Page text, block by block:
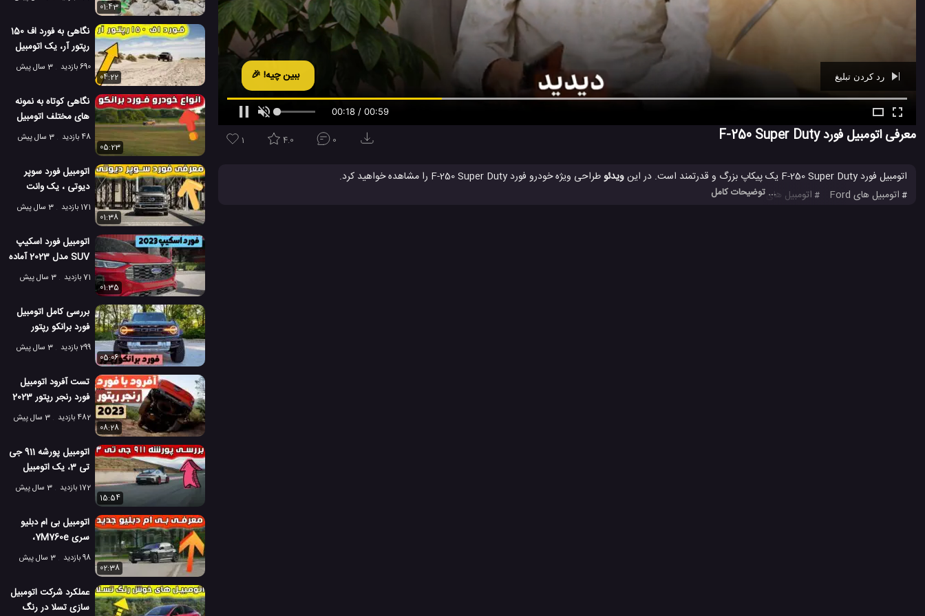
00:19 / 00:59
ببین چیه! 🎉
Ad - 00:40
معرفی اتومبیل فورد F-250 Super Duty 1 4.0 0
اتومبیل فورد F-250 Super Duty یک پیکاپ بزرگ و قدرتمند است. در این ویدئوطراحی ویژه خودرو فورد F-250 Super Duty را مشاهده خواهید کرد.
# اتومبیل های Ford # اتومبیل های فورد # پیکاپ فورد... توضیحات کامل
01:43
نگاهی به فورد اف 150
رپتور آر، یک اتومبیل
قدرتمند
690 بازدید
3 سال پیش
04:22
نگاهی کوتاه به نمونه
های مختلف اتومبیل
فورد برانکو
48 بازدید
3 سال پیش
05:23
اتومبیل فورد سوپر
دیوتی ، یک وانت
کامیون بسیار عالی
171 بازدید
3 سال پیش
01:38
اتومبیل فورد اسکیپ
SUV مدل 2023 آماده
گرفتن بازار از RAV 4
71 بازدید
3 سال پیش
01:35
بررسی کامل اتومبیل
فورد برانکو رپتور
2023 [عملکرد +
299 بازدید
3 سال پیش
05:06
تست آفرود اتومبیل
فورد رنجر رپتور 2023
در شرایط سخت
482 بازدید
3 سال پیش
08:28
اتومبیل پورشه 911 جی
تی 3، یک اتومبیل
بسیار فوق العاده
172 بازدید
3 سال پیش
15:54
اتومبیل بی ام دبلیو
سری 7M760e،
اتومبیل کاملا لوکس
98 بازدید
3 سال پیش
02:38
عملکرد شرکت اتومبیل
سازی تسلا در رنگ